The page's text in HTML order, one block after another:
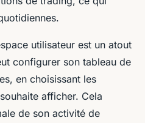
utilisateur est un atout
configurer son tableau de
en choisissant les
afficher. Cela
de son activité de